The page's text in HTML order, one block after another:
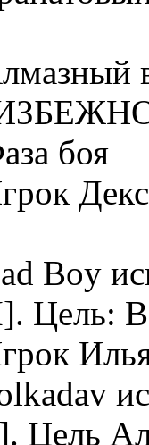
боя
Boy
]. Цель:
]. Цель